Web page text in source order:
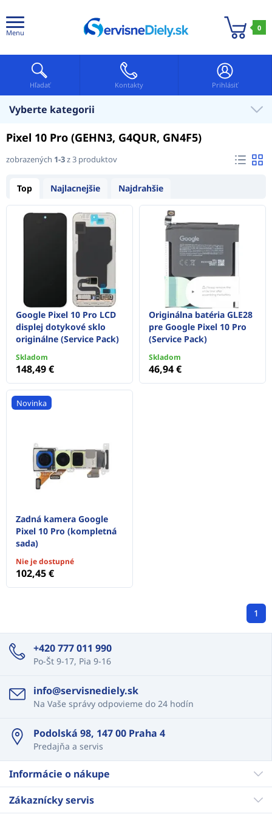
Menu
0
Hľadať Kontakty Prihlásiť
Vyberte kategorii
Pixel 10 Pro (GEHN3, G4QUR, GN4F5)
zobrazených 1-3z 3 produktov
Top Najlacnejšie Najdrahšie
Google Pixel 10 Pro LCD
displej dotykové sklo
originálne (Service Pack)
Skladom
148,49 €
Originálna batéria GLE28
pre Google Pixel 10 Pro
(Service Pack)
Skladom
46,94 €
Novinka
Zadná kamera Google
Pixel 10 Pro (kompletná
sada)
Nie je dostupné
102,45 €
1
+420 777 011 990
Po-Št 9-17, Pia 9-16
info@servisnediely.sk
Na Vaše správy odpovieme do 24 hodín
Podolská 98, 147 00 Praha 4
Predajňa a servis
Informácie o nákupe
Zákaznícky servis